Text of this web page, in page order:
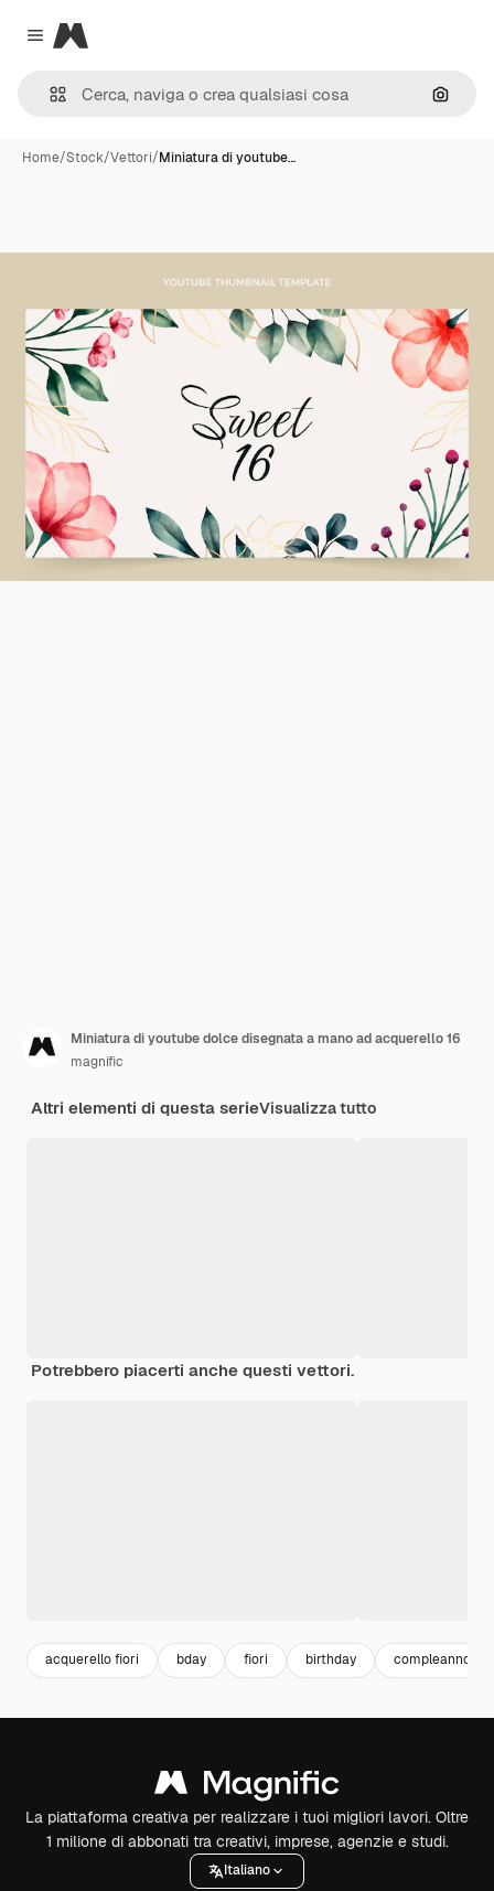
Close menu
Magnific
Cerca
Home/Stock/Vettori/Miniatura di youtube…
Miniatura di youtube dolce disegnata a mano ad acquerello 16
magnific
Altri elementi di questa serieVisualizza tutto
Potrebbero piacerti anche questi vettori.
acquerello fiori bday fiori birthday compleanno
La piattaforma creativa per realizzare i tuoi migliori lavori. Oltre
1 milione di abbonati tra creativi, imprese, agenzie e studi.
Italiano